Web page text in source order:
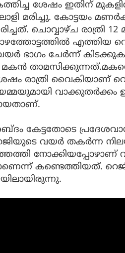
ശേഷം ഇതിന്
മരിച്ചു. കോട്ടയം
ചൊവ്വാഴ്ച രാത്രി
എത്തിയ
ഭാഗം ചേർന്ന്
രാത്രി വൈകിയാണ്
വാക്കുതർക്കം
കേട്ടതോടെ
വയർ തകർന്ന
കണ്ടെത്തിയത്.